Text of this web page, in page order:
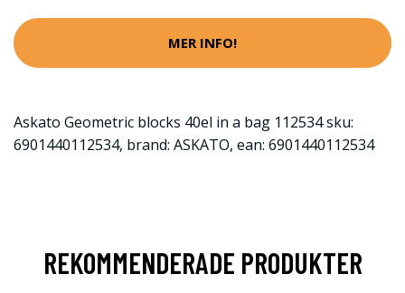
MER INFO!
Askato Geometric blocks 40el in a bag 112534 sku:
6901440112534, brand: ASKATO, ean: 6901440112534
REKOMMENDERADE PRODUKTER